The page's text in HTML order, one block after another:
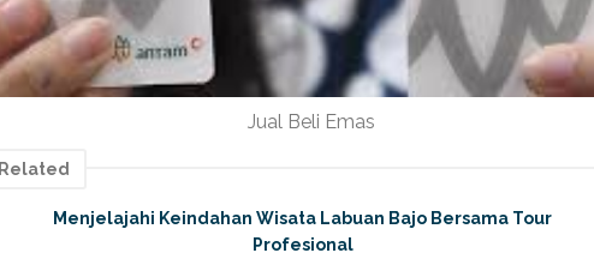
Jual Beli Emas
Related
Menjelajahi Keindahan Wisata Labuan Bajo Bersama Tour
Profesional